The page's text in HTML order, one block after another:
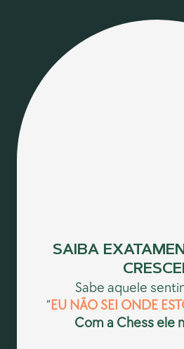
SAIBA
Sabe aquele
“EU NÃO SEI ONDE
Com a Chess ele